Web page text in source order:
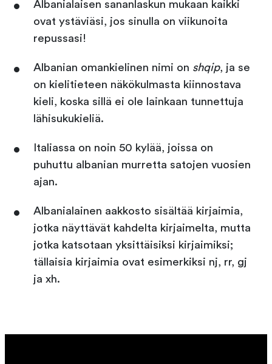
Albanialaisen sananlaskun mukaan kaikki
ovat ystäviäsi, jos sinulla on viikunoita
repussasi!
Albanian omankielinen nimi on shqip, ja se
on kielitieteen näkökulmasta kiinnostava
kieli, koska sillä ei ole lainkaan tunnettuja
lähisukukieliä.
Italiassa on noin 50 kylää, joissa on
puhuttu albanian murretta satojen vuosien
ajan.
Albanialainen aakkosto sisältää kirjaimia,
jotka näyttävät kahdelta kirjaimelta, mutta
jotka katsotaan yksittäisiksi kirjaimiksi;
tällaisia kirjaimia ovat esimerkiksi nj, rr, gj
ja xh.